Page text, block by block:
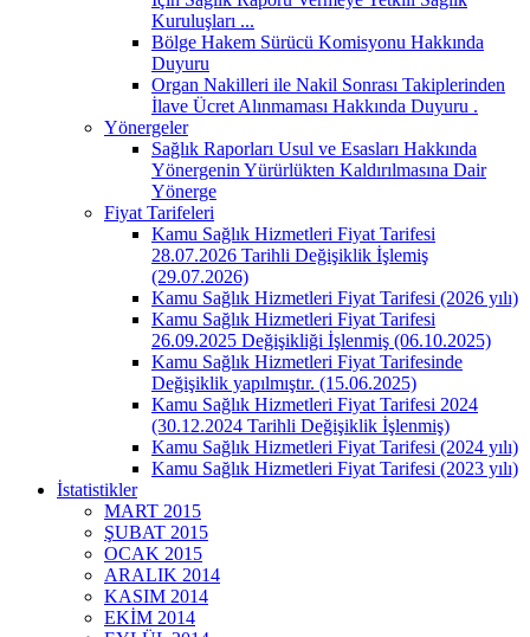
Kuruluşları ...
Bölge Hakem Sürücü Komisyonu Hakkında
Duyuru
Organ Nakilleri ile Nakil Sonrası Takiplerinden
İlave Ücret Alınmaması Hakkında Duyuru .
Yönergeler
Sağlık Raporları Usul ve Esasları Hakkında
Yönergenin Yürürlükten Kaldırılmasına Dair
Yönerge
Fiyat Tarifeleri
Kamu Sağlık Hizmetleri Fiyat Tarifesi
28.07.2026 Tarihli Değişiklik İşlemiş
(29.07.2026)
Kamu Sağlık Hizmetleri Fiyat Tarifesi (2026 yılı)
Kamu Sağlık Hizmetleri Fiyat Tarifesi
26.09.2025 Değişikliği İşlenmiş (06.10.2025)
Kamu Sağlık Hizmetleri Fiyat Tarifesinde
Değişiklik yapılmıştır. (15.06.2025)
Kamu Sağlık Hizmetleri Fiyat Tarifesi 2024
(30.12.2024 Tarihli Değişiklik İşlenmiş)
Kamu Sağlık Hizmetleri Fiyat Tarifesi (2024 yılı)
Kamu Sağlık Hizmetleri Fiyat Tarifesi (2023 yılı)
İstatistikler
MART 2015
ŞUBAT 2015
OCAK 2015
ARALIK 2014
KASIM 2014
EKİM 2014